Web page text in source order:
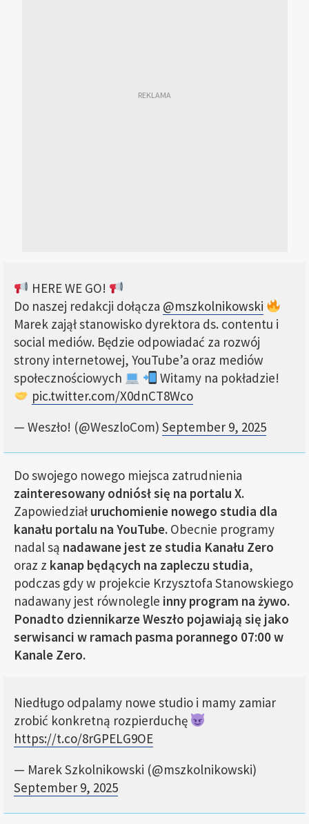
HERE WE GO!
Do naszej redakcji dołącza @mszkolnikowski
Marek zajął stanowisko dyrektora ds. contentu i
social mediów. Będzie odpowiadać za rozwój
strony internetowej, YouTube’a oraz mediów
społecznościowych
Witamy na pokładzie!
pic.twitter.com/X0dnCT8Wco
— Weszło! (@WeszloCom) September 9, 2025
Do swojego nowego miejsca zatrudnienia
zainteresowany odniósł się na portalu X.
Zapowiedział uruchomienie nowego studia dla
kanału portalu na YouTube. Obecnie programy
nadal są nadawane jest ze studia Kanału Zero
oraz z kanap będących na zapleczu studia,
podczas gdy w projekcie Krzysztofa Stanowskiego
nadawany jest równolegle inny program na żywo.
Ponadto dziennikarze Weszło pojawiają się jako
serwisanci w ramach pasma porannego 07:00 w
Kanale Zero.
Niedługo odpalamy nowe studio i mamy zamiar
zrobić konkretną rozpierduchę
https://t.co/8rGPELG9OE
— Marek Szkolnikowski (@mszkolnikowski)
September 9, 2025